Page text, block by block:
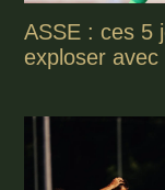
ASSE : ces 5
exploser